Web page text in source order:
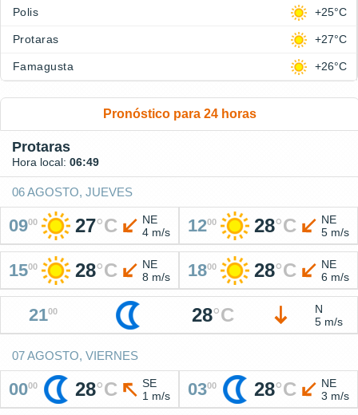
Polis +25°C
Protaras +27°C
Famagusta +26°C
Pronóstico para 24 horas
Protaras
Hora local: 06:49
06 AGOSTO, JUEVES
0900 27°C
NE
4 m/s
1200 28°C
NE
5 m/s
1500 28°C
NE
8 m/s
1800 28°C
NE
6 m/s
2100 28°C
N
5 m/s
07 AGOSTO, VIERNES
0000 28°C
SE
1 m/s
0300 28°C
NE
3 m/s